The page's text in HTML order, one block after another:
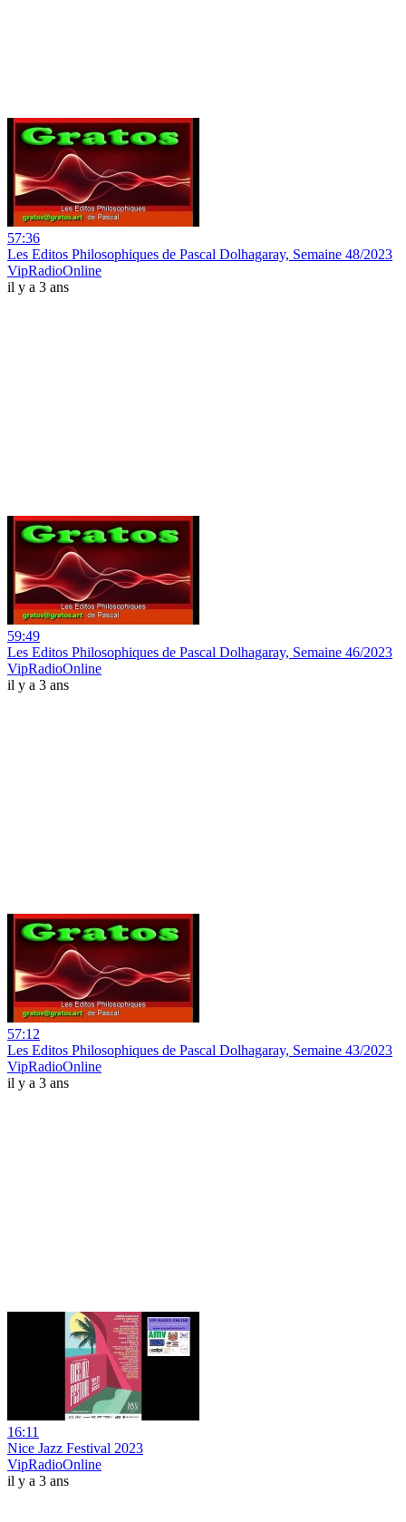
57:36
Les Editos Philosophiques de Pascal Dolhagaray, Semaine 48/2023
VipRadioOnline
il y a 3 ans
59:49
Les Editos Philosophiques de Pascal Dolhagaray, Semaine 46/2023
VipRadioOnline
il y a 3 ans
57:12
Les Editos Philosophiques de Pascal Dolhagaray, Semaine 43/2023
VipRadioOnline
il y a 3 ans
16:11
Nice Jazz Festival 2023
VipRadioOnline
il y a 3 ans